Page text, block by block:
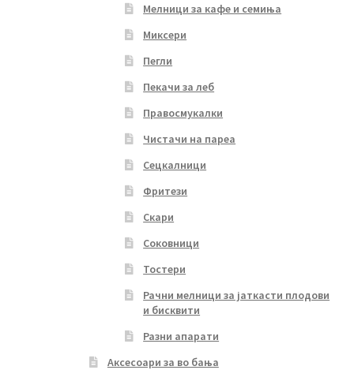
Мелници за кафе и семиња
Миксери
Пегли
Пекачи за леб
Правосмукалки
Чистачи на пареа
Сецкалници
Фритези
Скари
Соковници
Тостери
Рачни мелници за јаткасти плодови
и бисквити
Разни апарати
Аксесоари за во бања